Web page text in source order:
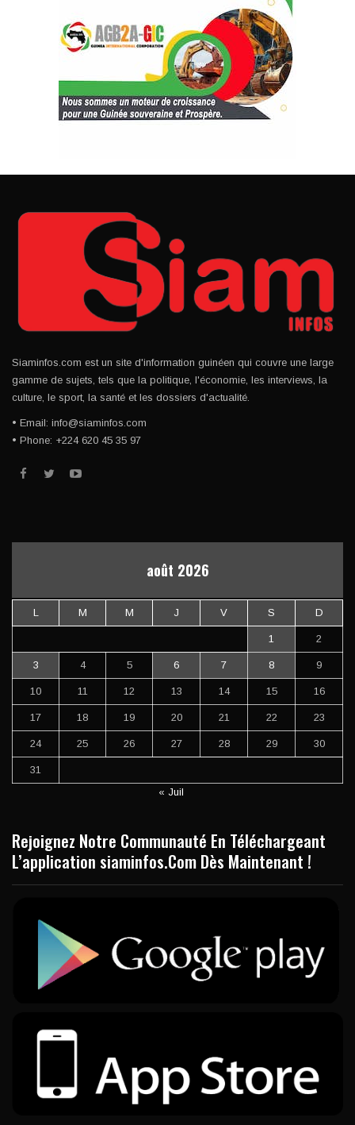
Siaminfos.com est un site d'information guinéen qui couvre une large
gamme de sujets, tels que la politique, l'économie, les interviews, la
culture, le sport, la santé et les dossiers d'actualité.
• Email: info@siaminfos.com
• Phone: +224 620 45 35 97
août 2026
L M M J V S D
1 2
3 4 5 6 7 8 9
10 11 12 13 14 15 16
17 18 19 20 21 22 23
24 25 26 27 28 29 30
31
« Juil
Rejoignez Notre Communauté En Téléchargeant
L’application siaminfos.Com Dès Maintenant !